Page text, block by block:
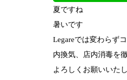
夏ですね
暑いです
Legareでは変わらず
内換気、店内消毒を
よろしくお願いいた